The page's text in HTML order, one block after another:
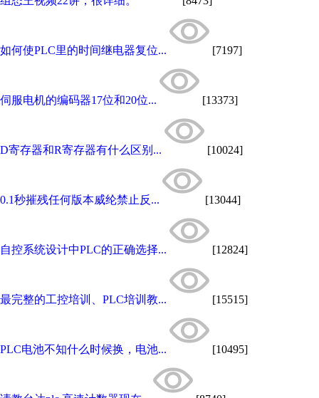
如何使PLC里的时间继电器复位... [7197]
伺服电机的编码器17位和20位... [13373]
D寄存器和R寄存器有什么区别... [10024]
0.1秒摧残任何版本威纶禁止反... [13044]
自控系统设计中PLC的正确选择... [12824]
最完整的工控培训、PLC培训教... [15515]
PLC电池不知什么时候换，电池... [10495]